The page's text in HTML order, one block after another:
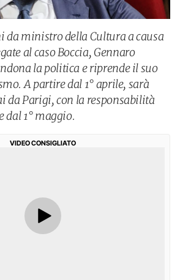
da ministro della Cultura a causa
al caso Boccia, Gennaro
la politica e riprende il suo
A partire dal 1° aprile, sarà
da Parigi, con la responsabilità
dal 1° maggio.
VIDEO CONSIGLIATO